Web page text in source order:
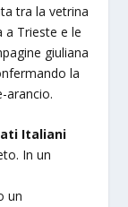
tra la vetrina
a Trieste e le
giuliana
la
arancio.
Italiani
In un
un